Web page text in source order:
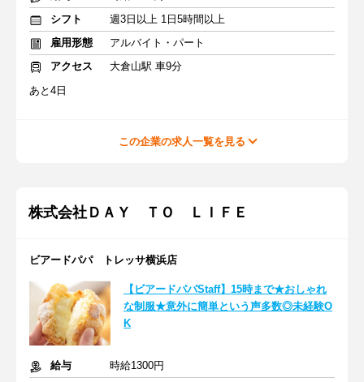
シフト
週3日以上 1日5時間以上
雇用形態
アルバイト・パート
アクセス
大倉山駅 車9分
あと4日
この企業の求人一覧を見る
株式会社ＤＡＹ ＴＯ ＬＩＦＥ
ビアードパパ トレッサ横浜店
【ビアードパパStaff】15時まで★おしゃれ
な制服★意外に簡単という声多数◎未経験O
K
給与 時給1300円